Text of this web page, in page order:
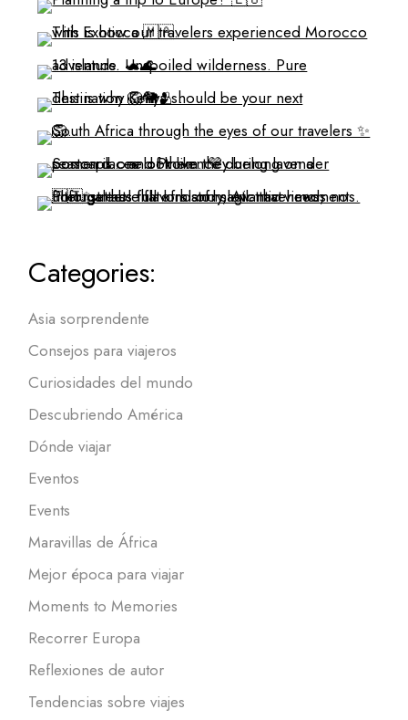
Categories:
Asia sorprendente
Consejos para viajeros
Curiosidades del mundo
Descubriendo América
Dónde viajar
Eventos
Events
Maravillas de África
Mejor época para viajar
Moments to Memories
Recorrer Europa
Reflexiones de autor
Tendencias sobre viajes